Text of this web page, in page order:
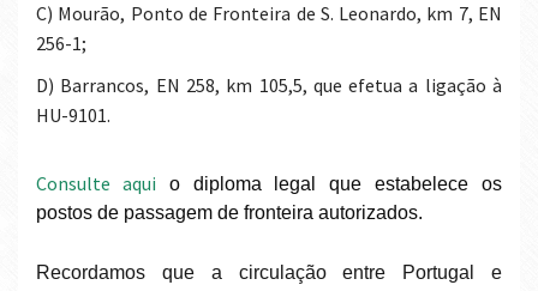
c) Mourão, Ponto de Fronteira de S. Leonardo, km 7, EN
256-1;
d) Barrancos, EN 258, km 105,5, que efetua a ligação à
HU-9101.
Consulte aqui o diploma legal que estabelece os
postos de passagem de fronteira autorizados.
Recordamos que a circulação entre Portugal e